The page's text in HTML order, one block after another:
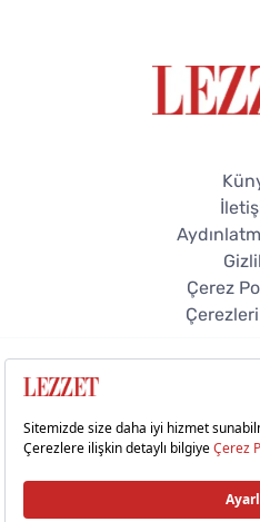
Çerez
Çerezleri
© 2026 Lezzet Online.